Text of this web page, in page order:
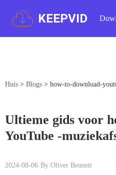
KEEPVID
Huis > Blogs > how-to-download-
Ultieme gids voor
YouTube -
2024-08-06 By Oliver Bennett